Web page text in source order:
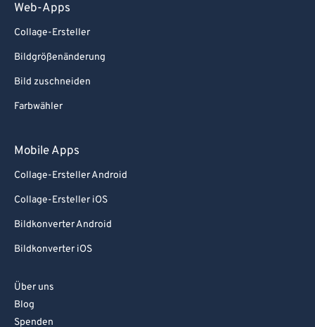
Web-Apps
Collage-Ersteller
Bildgrößenänderung
Bild zuschneiden
Farbwähler
Mobile Apps
Collage-Ersteller Android
Collage-Ersteller iOS
Bildkonverter Android
Bildkonverter iOS
Über uns
Blog
Spenden